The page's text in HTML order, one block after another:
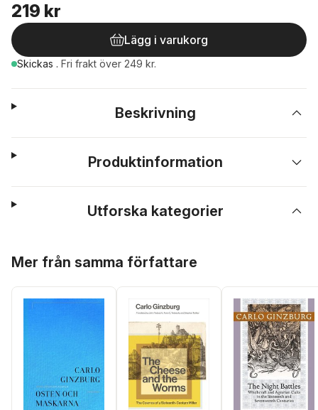
219 kr
Lägg i varukorg
Skickas . Fri frakt över 249 kr.
Beskrivning
Produktinformation
Utforska kategorier
Mer från samma författare